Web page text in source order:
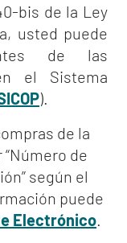
bis de la Ley
usted puede
de las
el Sistema
).
de la
de
según el
puede
Electrónico